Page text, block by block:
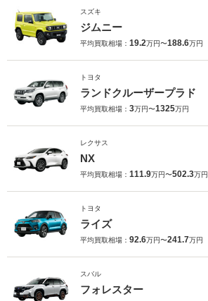
スズキ
ジムニー
平均買取相場： 19.2万円〜188.6万円
トヨタ
ランドクルーザープラド
平均買取相場： 3万円〜1325万円
レクサス
NX
平均買取相場： 111.9万円〜502.3万円
トヨタ
ライズ
平均買取相場： 92.6万円〜241.7万円
スバル
フォレスター